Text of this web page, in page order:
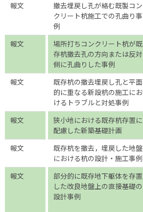
報文
撤去埋戻し孔が絡む既製コン
クリート杭施工での孔曲り事
例
報文
場所打ちコンクリート杭が既
存杭撤去孔の方向または反対
側に孔曲りした事例
報文
既存杭の撤去埋戻し孔と平面
的に重なる新設杭の施工にお
けるトラブルと対処事例
報文
狭小地における既存杭存置に
配慮した新築基礎計画
報文
既存杭を撤去，埋戻した地盤
における杭の設計・施工事例
報文
部分的に既存地下躯体を存置
した改良地盤上の直接基礎の
設計事例